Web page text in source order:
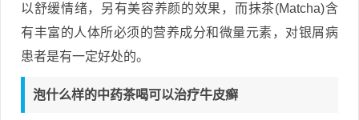
以舒缓情绪，另有美容养颜的效果，而抹茶(Matcha)含
有丰富的人体所必须的营养成分和微量元素，对银屑病
患者是有一定好处的。
泡什么样的中药茶喝可以治疗牛皮癣